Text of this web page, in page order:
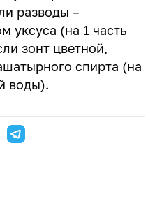
разводы –
уксуса (на 1 часть
зонт цветной,
спирта (на
воды).